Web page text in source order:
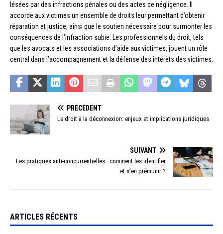
lésées par des infractions pénales ou des actes de négligence. Il
accorde aux victimes un ensemble de droits leur permettant d’obtenir
réparation et justice, ainsi que le soutien nécessaire pour surmonter les
conséquences de l’infraction subie. Les professionnels du droit, tels
que les avocats et les associations d’aide aux victimes, jouent un rôle
central dans l’accompagnement et la défense des intérêts des victimes.
PRÉCÉDENT
Le droit à la déconnexion: enjeux et implications juridiques
SUIVANT
Les pratiques anti-concurrentielles : comment les identifier
et s’en prémunir ?
ARTICLES RÉCENTS